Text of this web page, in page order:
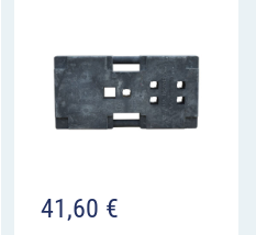
mehreren Fahrstreifen
Sie eine weitere
m vor dem Bezugspunkt
des linken Fahrstreifens
41,60 €